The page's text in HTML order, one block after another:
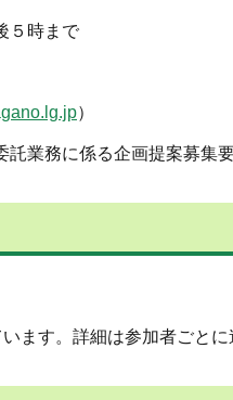
５時まで
）
務に係る企画提案募集要
す。詳細は参加者ごとに